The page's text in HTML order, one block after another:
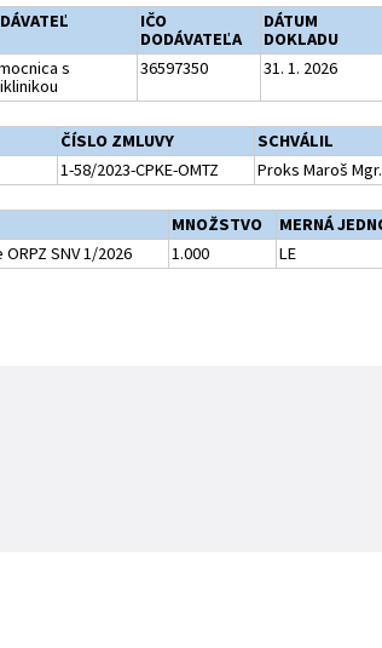
IČO
DODÁVATEĽA
DÁTUM
DOKLADU
s
36597350 31. 1. 2026
ČÍSLO ZMLUVY SCHVÁLIL
1-58/2023-CPKE-OMTZ Proks Maroš Mgr.
MNOŽSTVO MERNÁ
SNV 1/2026 1.000 LE